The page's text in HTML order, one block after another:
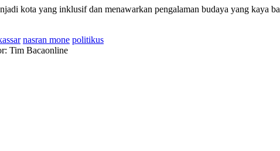
kota yang inklusif dan menawarkan pengalaman budaya yang kaya
nasran mone politikus
Tim Bacaonline